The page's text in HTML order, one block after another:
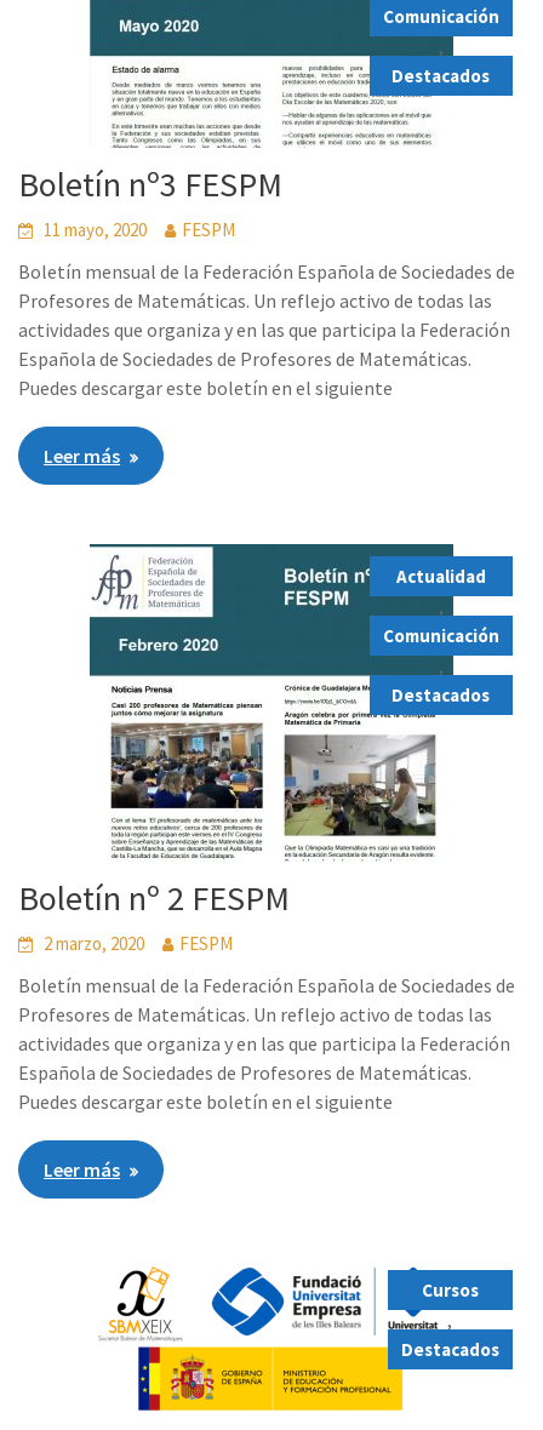
Comunicación
,
Destacados
Boletín nº3 FESPM
11 mayo, 2020 FESPM
Boletín mensual de la Federación Española de Sociedades de
Profesores de Matemáticas. Un reflejo activo de todas las
actividades que organiza y en las que participa la Federación
Española de Sociedades de Profesores de Matemáticas.
Puedes descargar este boletín en el siguiente
Leer más
Actualidad
,
Comunicación
,
Destacados
Boletín nº 2 FESPM
2 marzo, 2020 FESPM
Boletín mensual de la Federación Española de Sociedades de
Profesores de Matemáticas. Un reflejo activo de todas las
actividades que organiza y en las que participa la Federación
Española de Sociedades de Profesores de Matemáticas.
Puedes descargar este boletín en el siguiente
Leer más
Cursos
,
Destacados